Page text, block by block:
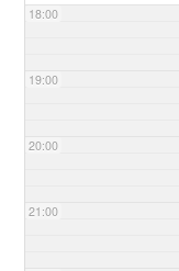
18:00
19:00
20:00
21:00